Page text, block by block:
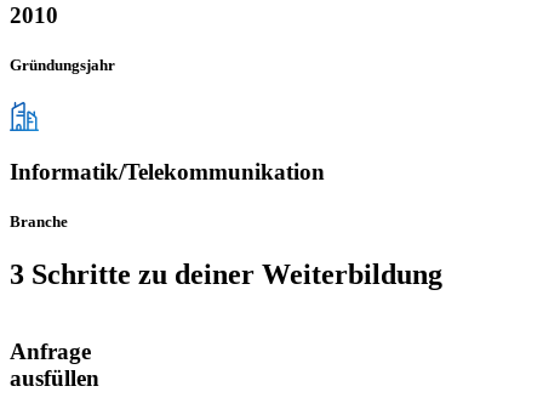
2010
Gründungsjahr
Informatik/Telekommunikation
Branche
3 Schritte zu deiner Weiterbildung
Anfrage
ausfüllen